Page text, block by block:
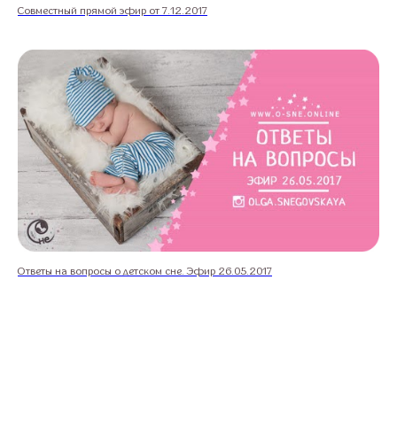
Совместный прямой эфир от 7.12.2017
Ответы на вопросы о детском сне. Эфир 26.05.2017